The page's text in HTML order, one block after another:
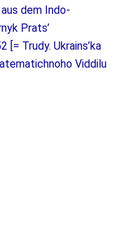
dem Indo-
Prats’
[= Trudy. Ukrains’ka
Viddilu